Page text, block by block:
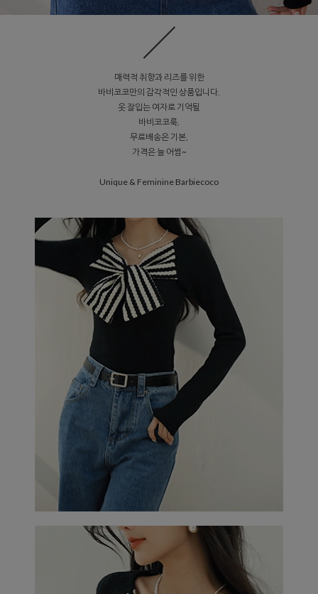
매력적 취향과 리즈를 위한
바비코코만의 감각적인 상품입니다.
옷 잘입는 여자로 기억될
바비코코룩.
무료배송은 기본,
가격은 늘 어썸~
Unique & Feminine Barbiecoco